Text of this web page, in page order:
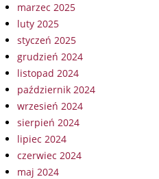
marzec 2025
luty 2025
styczeń 2025
grudzień 2024
listopad 2024
październik 2024
wrzesień 2024
sierpień 2024
lipiec 2024
czerwiec 2024
maj 2024